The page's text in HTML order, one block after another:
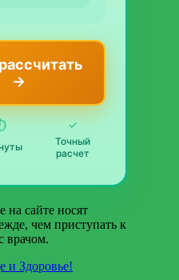
→
✓
Точный
расчет
на сайте носят
чем приступать к
врачом.
и Здоровье!